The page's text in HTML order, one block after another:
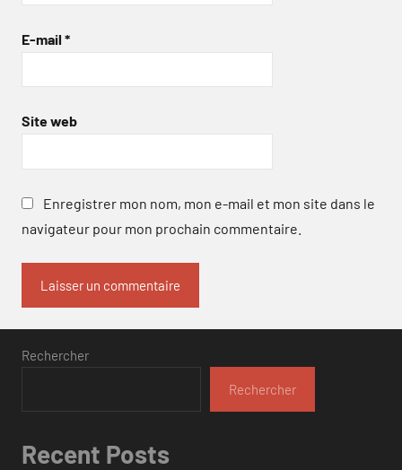
E-mail *
Site web
Enregistrer mon nom, mon e-mail et mon site dans le
navigateur pour mon prochain commentaire.
Rechercher
Rechercher
Recent Posts